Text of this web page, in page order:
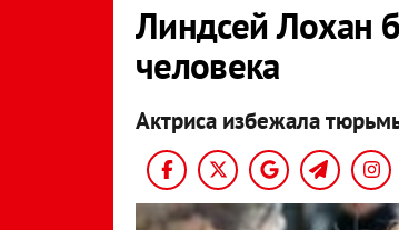
Линдсей Лохан
человека
Актриса избежала